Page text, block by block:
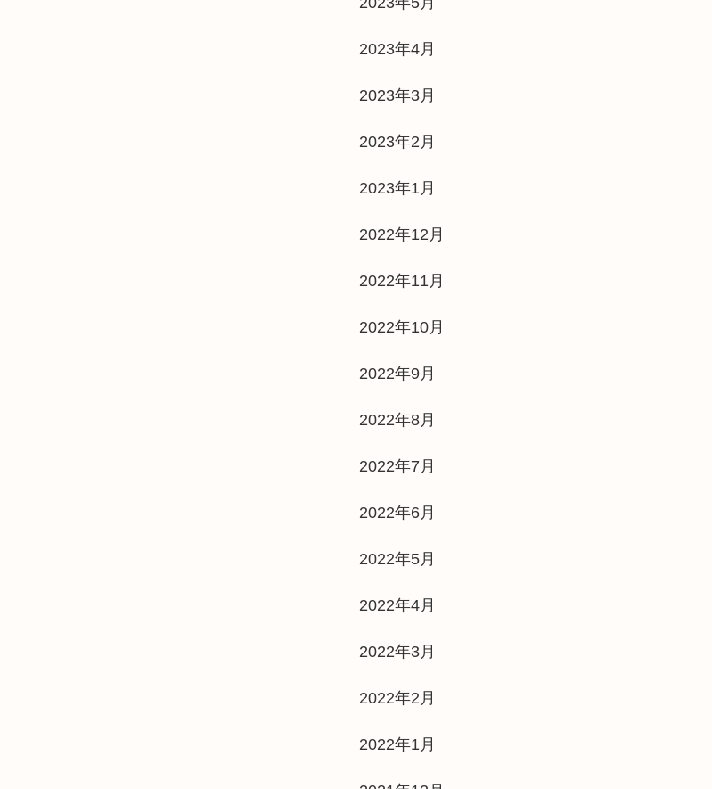
2023年4月
2023年3月
2023年2月
2023年1月
2022年12月
2022年11月
2022年10月
2022年9月
2022年8月
2022年7月
2022年6月
2022年5月
2022年4月
2022年3月
2022年2月
2022年1月